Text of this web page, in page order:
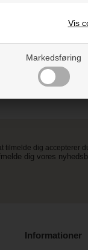
Markedsføring
Vis
blive endnu
dig vores
tilmelde dig accepterer
dig vores
Informationer